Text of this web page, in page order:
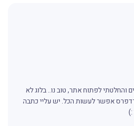
והחלטתי לפתוח אתר, טוב נו.. בלוג לא
אפשר לעשות הכל. יש עליי כתבה